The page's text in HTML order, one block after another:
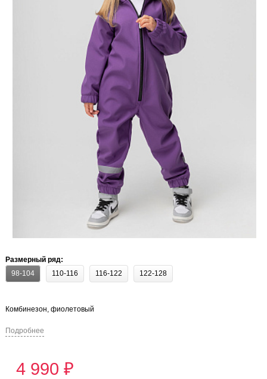
Размерный ряд:
98-104
110-116 116-122 122-128
Комбинезон, фиолетовый
Подробнее
4 990 ₽